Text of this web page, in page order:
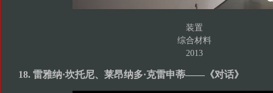
装置
综合材料
2013
18. 雷雅纳·坎托尼、莱昂纳多·克雷申蒂——《对话》